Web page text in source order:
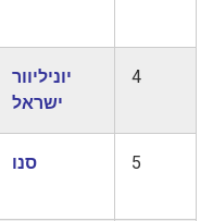
4
יוניליוור
ישראל
5 סנו